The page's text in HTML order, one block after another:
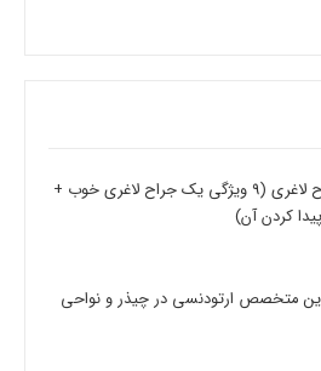
بهترین جراح لاغری (9 ویژگی یک جراح لاغری خوب +
کردن آن)
متخصص ارتودنسی در چیذر و نواحی